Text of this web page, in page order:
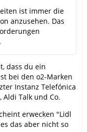
ist immer die
anzusehen. Das
dass du ein
bei den o2-Marken
Instanz Telefónica
Talk und Co.
erwecken "Lidl
das aber nicht so